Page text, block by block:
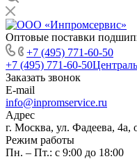
Оптовые поставки
+7 (495) 771-60-50
+7 (495) 771-60-50
Заказать звонок
E-mail
info@inpromservice.ru
Адрес
г. Москва, ул. Фадеева, 4а,
Режим работы
Пн. – Пт.: с 9:00 до 18:00